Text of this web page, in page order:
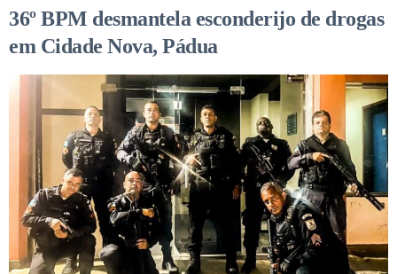
36º BPM desmantela esconderijo de drogas
em Cidade Nova, Pádua